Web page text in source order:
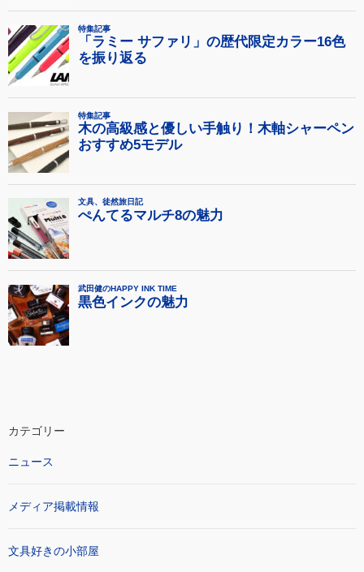
カテゴリー
ニュース
メディア掲載情報
文具好きの小部屋